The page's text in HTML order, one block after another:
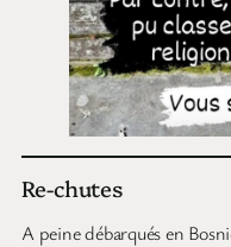
Re-chutes
A peine débarqués en